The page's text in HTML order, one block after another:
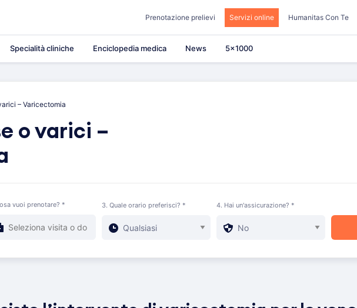
Prenotazione prelievi Servizi online Humanitas Con Te
Specialità cliniche Enciclopedia medica News 5×1000
– Varicectomia
o varici –
vuoi prenotare? * 3. Quale orario preferisci? * 4. Hai un'assicurazione? *